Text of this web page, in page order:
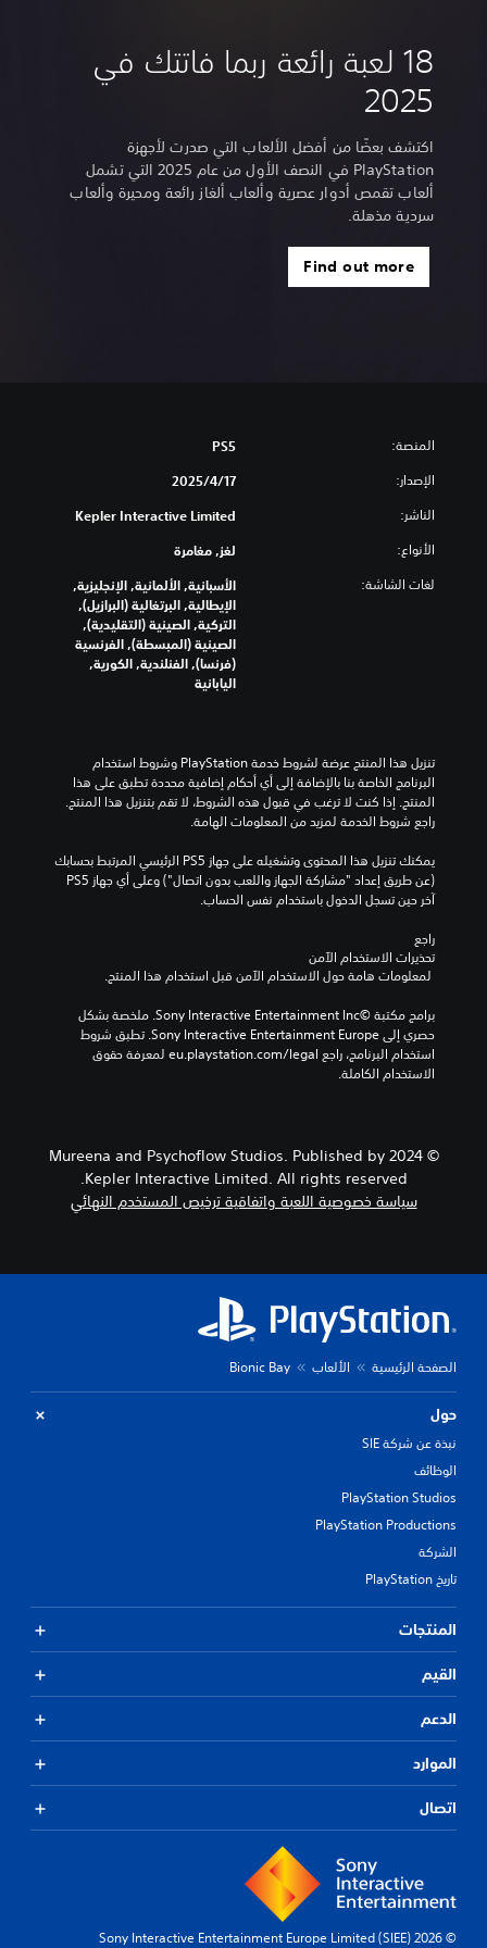
18 لعبة رائعة ربما فاتتك في
2025
اكتشف بعضًا من أفضل الألعاب التي صدرت لأجهزة
PlayStation في النصف الأول من عام 2025 التي تشمل
ألعاب تقمص أدوار عصرية وألعاب ألغاز رائعة ومحيرة وألعاب
سردية مذهلة.
Find out more
المنصة: PS5
الإصدار: 17‏/4‏/2025
الناشر: Kepler Interactive Limited
الأنواع: لغز, مغامرة
لغات الشاشة:
الأسبانية, الألمانية, الإنجليزية,
الإيطالية, البرتغالية (البرازيل),
التركية, الصينية (التقليدية),
الصينية (المبسطة), الفرنسية
(فرنسا), الفنلندية, الكورية,
اليابانية
تنزيل هذا المنتج عرضة لشروط خدمة‫ PlayStation وشروط استخدام
البرنامج الخاصة بنا بالإضافة إلى أي أحكام إضافية محددة تطبق على هذا
المنتج. إذا كنت لا ترغب في قبول هذه الشروط، لا تقم بتنزيل هذا المنتج.
راجع شروط الخدمة لمزيد من المعلومات الهامة.
يمكنك تنزيل هذا المحتوى وتشغيله على جهاز PS5 الرئيسي المرتبط بحسابك
(عن طريق إعداد "مشاركة الجهاز واللعب بدون اتصال") وعلى أي جهاز PS5
آخر حين تسجل الدخول باستخدام نفس الحساب.
راجع
تحذيرات الاستخدام الآمن
برامج مكتبة ©Sony Interactive Entertainment Inc. ملخصة بشكل
حصري إلى Sony Interactive Entertainment Europe. تطبق شروط
استخدام البرنامج، راجع eu.playstation.com/legal لمعرفة حقوق
الاستخدام الكاملة.
© 2024 Mureena and Psychoflow Studios. Published by
Kepler Interactive Limited. All rights reserved.
سياسة خصوصية اللعبة واتفاقية ترخيص المستخدم النهائي
الصفحة الرئيسية الألعاب Bionic Bay
حول
نبذة عن شركة SIE
الوظائف
PlayStation Studios
PlayStation Productions
الشركة
تاريخ PlayStation
المنتجات
القيم
الدعم
الموارد
اتصال
© 2026 Sony Interactive Entertainment Europe Limited (SIEE)